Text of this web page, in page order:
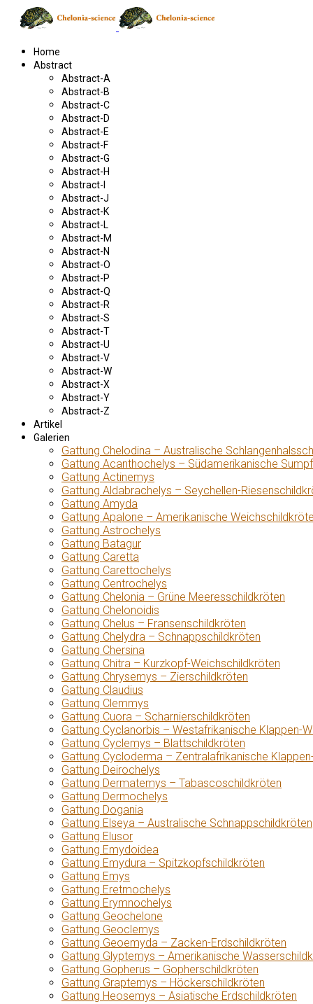
Home
Abstract
Abstract-A
Abstract-B
Abstract-C
Abstract-D
Abstract-E
Abstract-F
Abstract-G
Abstract-H
Abstract-I
Abstract-J
Abstract-K
Abstract-L
Abstract-M
Abstract-N
Abstract-O
Abstract-P
Abstract-Q
Abstract-R
Abstract-S
Abstract-T
Abstract-U
Abstract-V
Abstract-W
Abstract-X
Abstract-Y
Abstract-Z
Artikel
Galerien
Gattung Chelodina – Australische
Gattung Acanthochelys – Südamerikanische
Gattung Actinemys
Gattung Aldabrachelys – Seychellen-
Gattung Amyda
Gattung Apalone – Amerikanische
Gattung Astrochelys
Gattung Batagur
Gattung Caretta
Gattung Carettochelys
Gattung Centrochelys
Gattung Chelonia – Grüne Meeresschildkröten
Gattung Chelonoidis
Gattung Chelus – Fransenschildkröten
Gattung Chelydra – Schnappschildkröten
Gattung Chersina
Gattung Chitra – Kurzkopf-Weichschildkröten
Gattung Chrysemys – Zierschildkröten
Gattung Claudius
Gattung Clemmys
Gattung Cuora – Scharnierschildkröten
Gattung Cyclanorbis – Westafrikanische Klappen-
Gattung Cyclemys – Blattschildkröten
Gattung Cycloderma – Zentralafrikanische
Gattung Deirochelys
Gattung Dermatemys – Tabascoschildkröten
Gattung Dermochelys
Gattung Dogania
Gattung Elseya – Australische Schnappschildkröten
Gattung Elusor
Gattung Emydoidea
Gattung Emydura – Spitzkopfschildkröten
Gattung Emys
Gattung Eretmochelys
Gattung Erymnochelys
Gattung Geochelone
Gattung Geoclemys
Gattung Geoemyda – Zacken-Erdschildkröten
Gattung Glyptemys – Amerikanische
Gattung Gopherus – Gopherschildkröten
Gattung Graptemys – Höckerschildkröten
Gattung Heosemys – Asiatische Erdschildkröten